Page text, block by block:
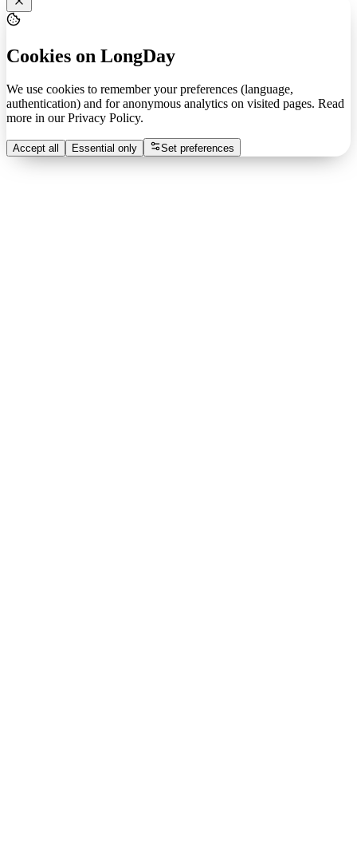
Cookies on LongDay
We use cookies to remember your preferences (language,
authentication) and for anonymous analytics on visited pages. Read
more in our Privacy Policy.
Accept all Essential only Set preferences